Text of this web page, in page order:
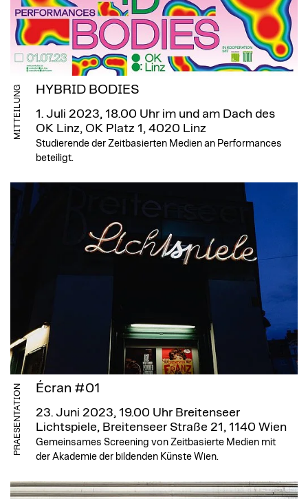
MITTEILUNG HYBRID BODIES
1. Juli 2023, 18.00 Uhr im und am Dach des
OK Linz, OK Platz 1, 4020 Linz
Studierende der Zeitbasierten Medien an Performances
beteiligt.
PRAESENTATION Écran #01
23. Juni 2023, 19.00 Uhr Breitenseer
Lichtspiele, Breitenseer Straße 21, 1140 Wien
Gemeinsames Screening von Zeitbasierte Medien mit
der Akademie der bildenden Künste Wien.